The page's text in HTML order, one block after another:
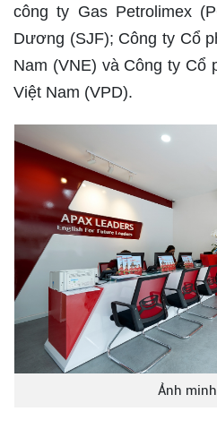
công ty Gas Petrolimex
Dương (SJF); Công ty Cổ
Nam (VNE) và Công ty Cổ
Việt Nam (VPD).
Ảnh